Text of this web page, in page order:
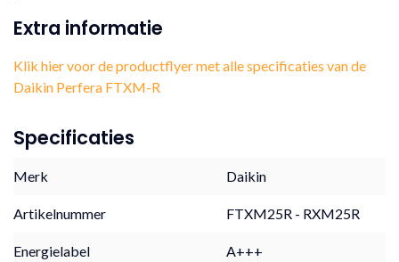
Extra informatie
Klik hier voor de productflyer met alle specificaties van de
Daikin Perfera FTXM-R
Specificaties
Merk Daikin
Artikelnummer FTXM25R - RXM25R
Energielabel A+++